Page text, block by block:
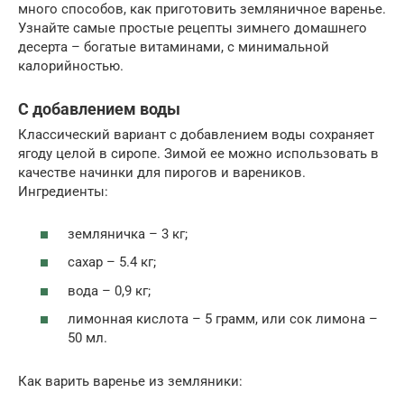
много способов, как приготовить земляничное варенье.
Узнайте самые простые рецепты зимнего домашнего
десерта – богатые витаминами, с минимальной
калорийностью.
С добавлением воды
Классический вариант с добавлением воды сохраняет
ягоду целой в сиропе. Зимой ее можно использовать в
качестве начинки для пирогов и вареников.
Ингредиенты:
земляничка – 3 кг;
сахар – 5.4 кг;
вода – 0,9 кг;
лимонная кислота – 5 грамм, или сок лимона –
50 мл.
Как варить варенье из земляники: